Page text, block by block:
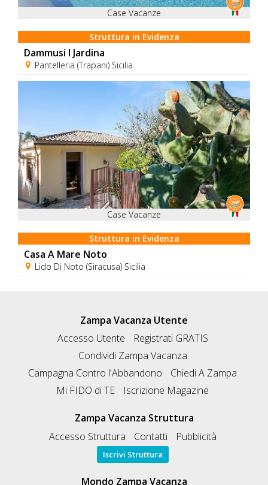
Case Vacanze
Struttura in Evidenza
Dammusi I Jardina
Pantelleria (Trapani) Sicilia
Case Vacanze
Struttura in Evidenza
Casa A Mare Noto
Lido Di Noto (Siracusa) Sicilia
Zampa Vacanza Utente
Accesso Utente
Registrati GRATIS
Condividi Zampa Vacanza
Campagna Contro l'Abbandono
Chiedi A Zampa
Mi FIDO di TE
Iscrizione Magazine
Zampa Vacanza Struttura
Accesso Struttura
Contatti Pubblicità
Iscrivi Struttura
Mondo Zampa Vacanza